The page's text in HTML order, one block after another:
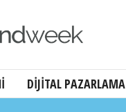
DİJİTAL PAZARLAMA